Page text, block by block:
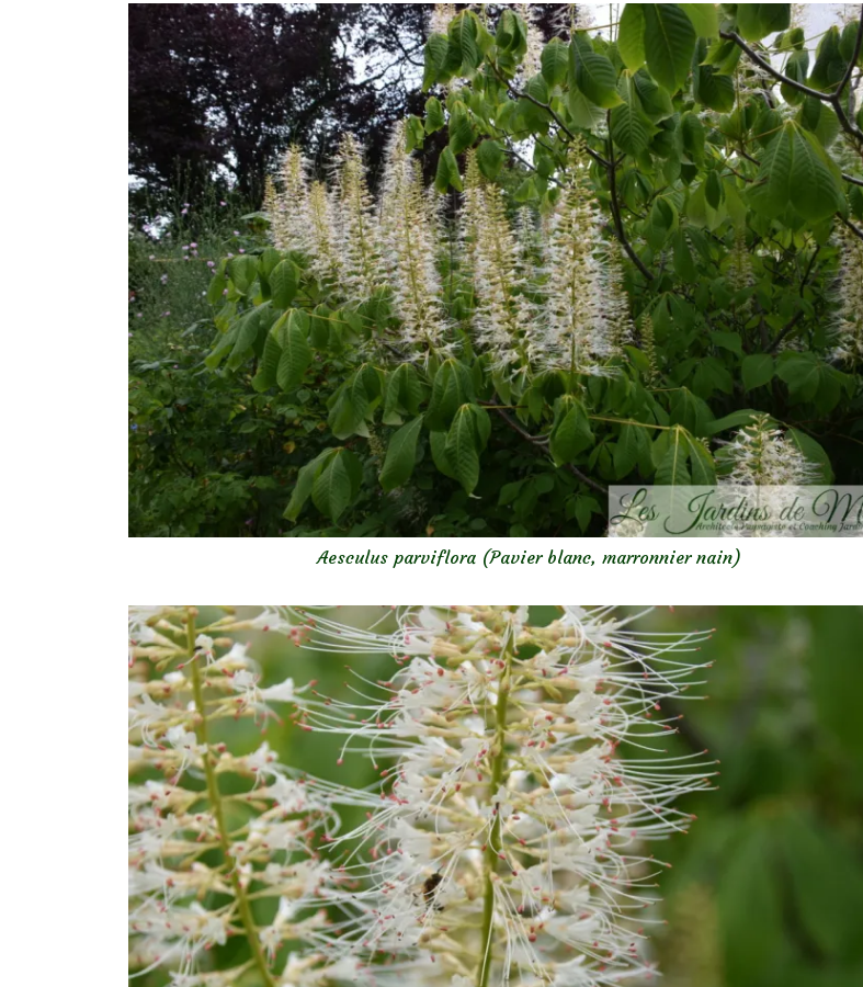
Aesculus parviflora (Pavier blanc, marronnier nain)